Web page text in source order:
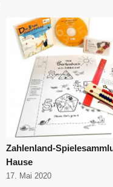
Zahlenland-
Hause
17. Mai 2020